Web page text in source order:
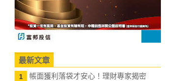
最新文章
1
帳面獲利落袋才安心！理財專家揭密